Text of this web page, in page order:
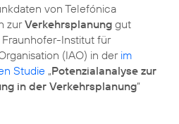
von Telefónica
zurVerkehrsplanung gut
Institut für
(IAO) in derim
Studie „Potenzialanalyse zur
in der Verkehrsplanung“